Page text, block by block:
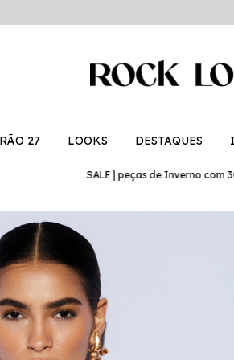
27 LOOKS DESTAQUES
SALE | peças de Inverno com 30% off